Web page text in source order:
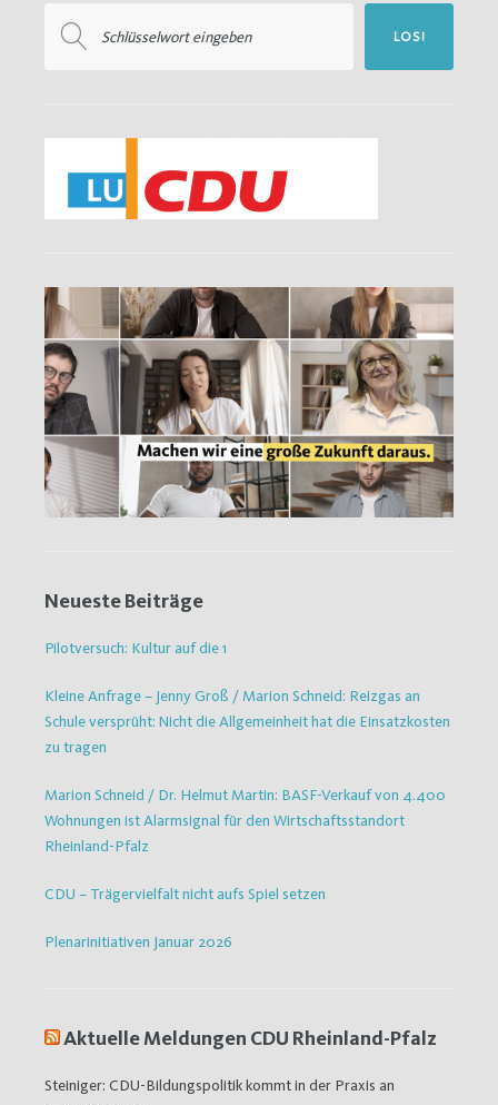
nach:
LOS!
Neueste Beiträge
Pilotversuch: Kultur auf die 1
Kleine Anfrage – Jenny Groß / Marion Schneid: Reizgas an
Schule versprüht: Nicht die Allgemeinheit hat die Einsatzkosten
zu tragen
Marion Schneid / Dr. Helmut Martin: BASF-Verkauf von 4.400
Wohnungen ist Alarmsignal für den Wirtschaftsstandort
Rheinland-Pfalz
CDU – Trägervielfalt nicht aufs Spiel setzen
Plenarinitiativen Januar 2026
Aktuelle Meldungen CDU Rheinland-Pfalz
Steiniger: CDU-Bildungspolitik kommt in der Praxis an